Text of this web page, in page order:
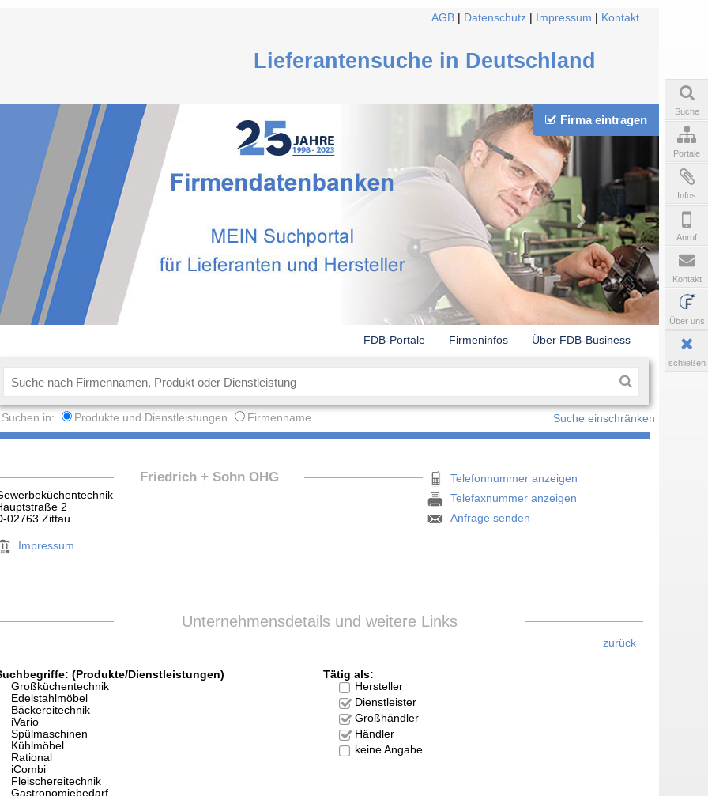
AGB Datenschutz Impressum Kontakt
Lieferantensuche in Deutschland
Firma eintragen
FDB-Portale Firmeninfos Über FDB-Business
Suchen in: Produkte und Dienstleistungen Firmenname Suche einschränken
Friedrich + Sohn OHG
2
02763 Zittau
Impressum
Telefonnummer anzeigen
Telefaxnummer anzeigen
Anfrage senden
Unternehmensdetails und weitere Links
zurück
(Produkte/Dienstleistungen)
Großküchentechnik
Edelstahlmöbel
Bäckereitechnik
iVario
Spülmaschinen
Kühlmöbel
Rational
iCombi
Fleischereitechnik
Gastronomiebedarf
Tätig als:
Hersteller
Dienstleister
Großhändler
Händler
keine Angabe
Suche
Portale
Infos
Anruf
Kontakt
Über uns
schließen